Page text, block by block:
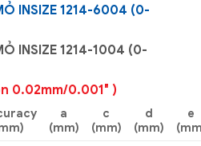
INSIZE 1214-6004 (0-
INSIZE 1214-1004 (0-
0.02mm/0.001″ )
a
(mm)
c
(mm)
d
(mm)
e